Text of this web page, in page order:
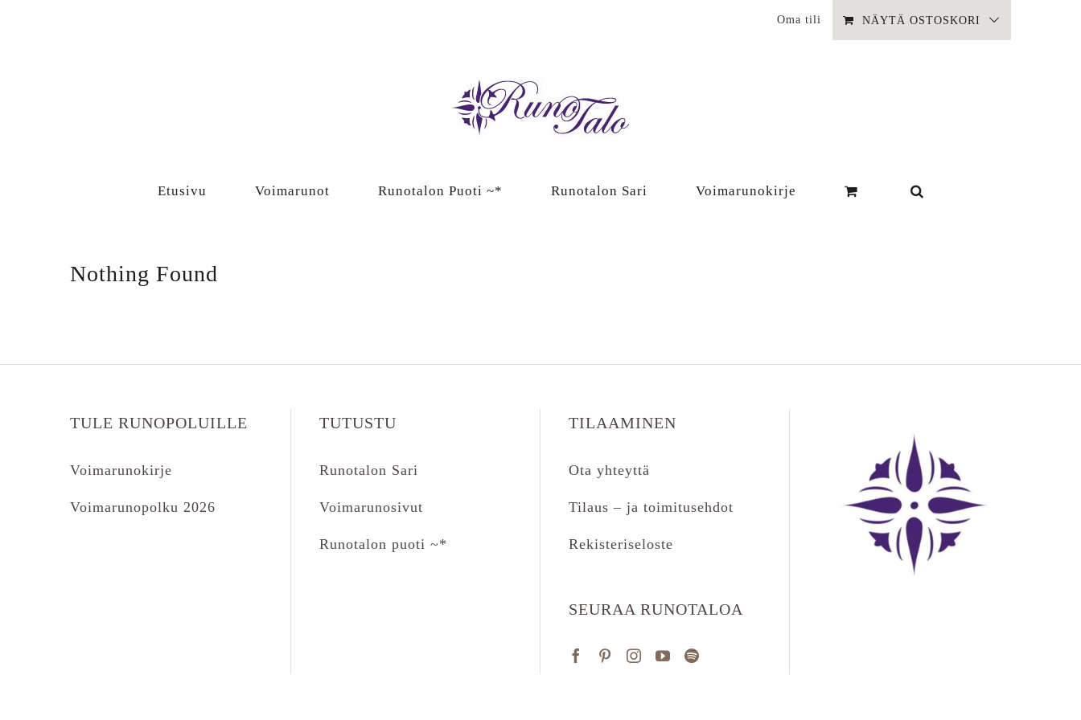
Oma tili NÄYTÄ OSTOSKORI
Etusivu Voimarunot Runotalon Puoti ~* Runotalon Sari Voimarunokirje
Nothing Found
TULE RUNOPOLUILLE
Voimarunokirje
Voimarunopolku 2026
TUTUSTU
Runotalon Sari
Voimarunosivut
Runotalon puoti ~*
TILAAMINEN
Ota yhteyttä
Tilaus – ja toimitusehdot
Rekisteriseloste
SEURAA RUNOTALOA